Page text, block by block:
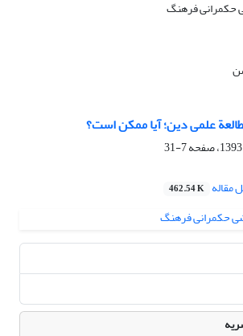
علمی دین؛ آیا ممکن است؟
7-31
مقاله 462.54 K